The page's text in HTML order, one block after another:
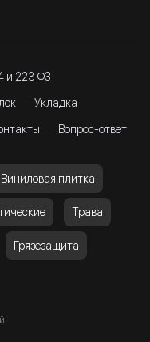
и 223 ФЗ
Укладка
Вопрос-ответ
Виниловая плитка
Трава
Грязезащита